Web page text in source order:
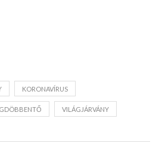
KORONAVÍRUS
VILÁGJÁRVÁNY